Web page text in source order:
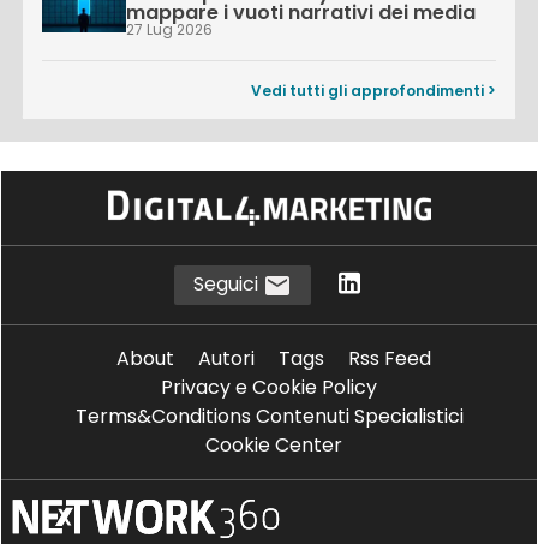
mappare i vuoti narrativi dei media
27 Lug 2026
Vedi tutti gli approfondimenti >
Seguici
About Autori Tags
Rss Feed
Privacy e Cookie Policy
Terms&Conditions Contenuti Specialistici
Cookie Center